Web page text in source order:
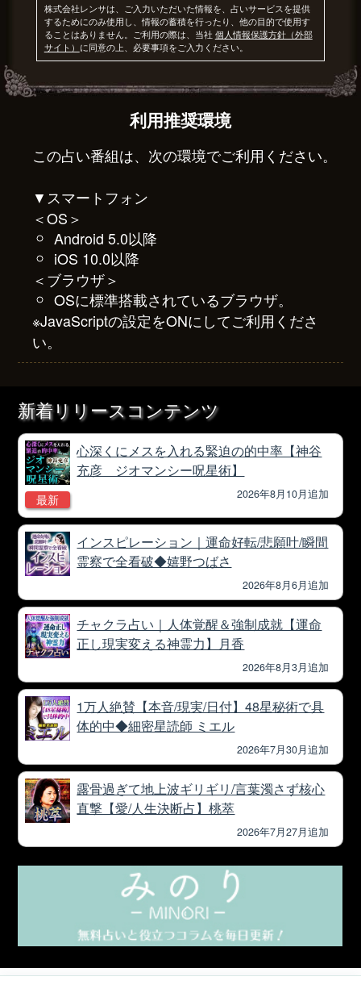
株式会社レンサは、ご入力いただいた情報を、占いサービスを提供
するためにのみ使用し、情報の蓄積を行ったり、他の目的で使用す
ることはありません。ご利用の際は、当社 個人情報保護方針（外部
サイト） に同意の上、必要事項をご入力ください。
利用推奨環境
この占い番組は、次の環境でご利用ください。
▼スマートフォン
＜OS＞
Android 5.0以降
iOS 10.0以降
＜ブラウザ＞
OSに標準搭載されているブラウザ。
※JavaScriptの設定をONにしてご利用くださ
い。
新着リリースコンテンツ
最新
心深くにメスを入れる緊迫の的中率【神谷
充彦 ジオマンシー呪星術】
2026年8月10月追加
インスピレーション｜運命好転/悲願叶/瞬間
霊察で全看破◆嬉野つばさ
2026年8月6月追加
チャクラ占い｜人体覚醒＆強制成就【運命
正し現実変える神霊力】月香
2026年8月3月追加
1万人絶賛【本音/現実/日付】48星秘術で具
体的中◆細密星読師 ミエル
2026年7月30月追加
露骨過ぎて地上波ギリギリ/言葉濁さず核心
直撃【愛/人生決断占】桃萃
2026年7月27月追加